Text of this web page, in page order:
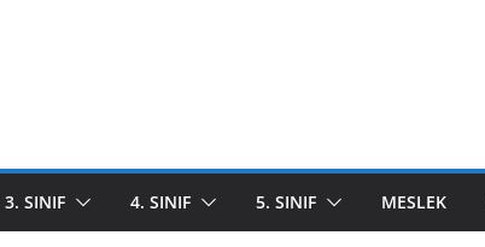
3. SINIF 4. SINIF 5. SINIF MESLEK